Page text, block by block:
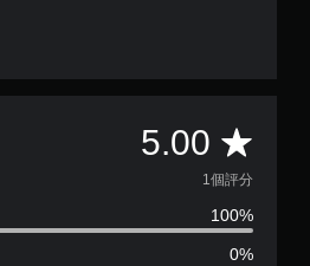
5.00 平
均
評
1個評分
100%
0%